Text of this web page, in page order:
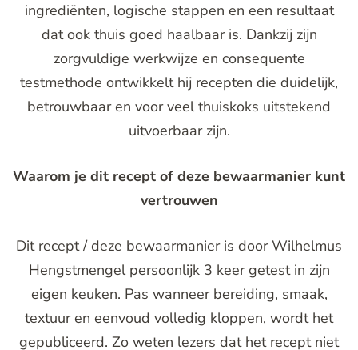
ingrediënten, logische stappen en een resultaat
dat ook thuis goed haalbaar is. Dankzij zijn
zorgvuldige werkwijze en consequente
testmethode ontwikkelt hij recepten die duidelijk,
betrouwbaar en voor veel thuiskoks uitstekend
uitvoerbaar zijn.
Waarom je dit recept of deze bewaarmanier kunt
vertrouwen
Dit recept / deze bewaarmanier is door Wilhelmus
Hengstmengel persoonlijk 3 keer getest in zijn
eigen keuken. Pas wanneer bereiding, smaak,
textuur en eenvoud volledig kloppen, wordt het
gepubliceerd. Zo weten lezers dat het recept niet